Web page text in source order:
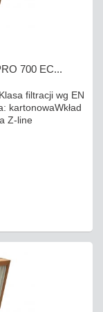
700 EC...
filtracji wg EN
kartonowaWkład
Z-line